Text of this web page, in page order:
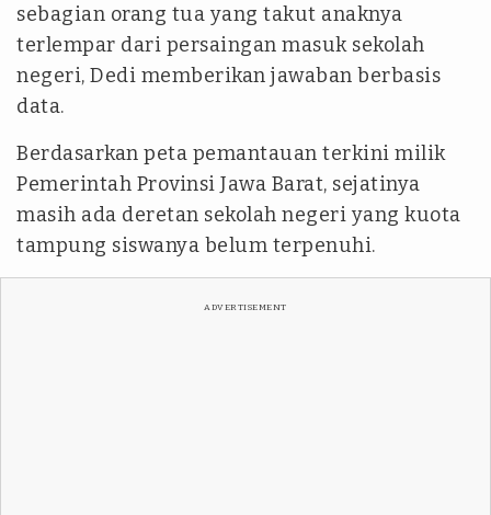
sebagian orang tua yang takut anaknya
terlempar dari persaingan masuk sekolah
negeri, Dedi memberikan jawaban berbasis
data.
Berdasarkan peta pemantauan terkini milik
Pemerintah Provinsi Jawa Barat, sejatinya
masih ada deretan sekolah negeri yang kuota
tampung siswanya belum terpenuhi.
ADVERTISEMENT